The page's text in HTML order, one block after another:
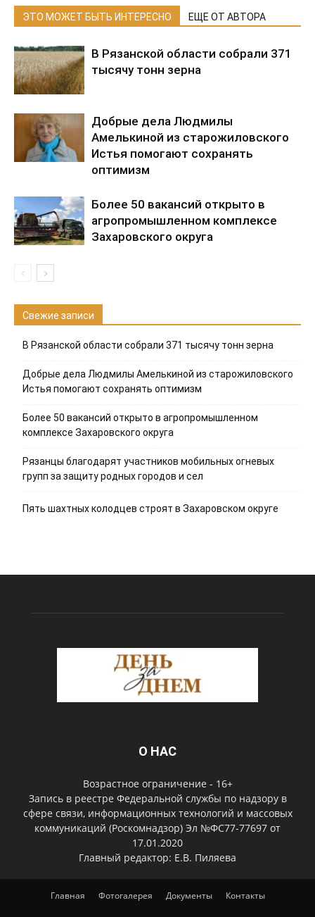
ЭТО МОЖЕТ БЫТЬ ИНТЕРЕСНО ЕЩЕ ОТ АВТОРА
В Рязанской области собрали 371
тысячу тонн зерна
Добрые дела Людмилы
Амелькиной из старожиловского
Истья помогают сохранять
оптимизм
Более 50 вакансий открыто в
агропромышленном комплексе
Захаровского округа
Свежие записи
В Рязанской области собрали 371 тысячу тонн зерна
Добрые дела Людмилы Амелькиной из старожиловского
Истья помогают сохранять оптимизм
Более 50 вакансий открыто в агропромышленном
комплексе Захаровского округа
Рязанцы благодарят участников мобильных огневых
групп за защиту родных городов и сел
Пять шахтных колодцев строят в Захаровском округе
О НАС
Возрастное ограничение - 16+
Запись в реестре Федеральной службы по надзору в
сфере связи, информационных технологий и массовых
коммуникаций (Роскомнадзор) Эл №ФС77-77697 от
17.01.2020
Главный редактор: Е.В. Пиляева
Главная Фотогалерея Документы Контакты